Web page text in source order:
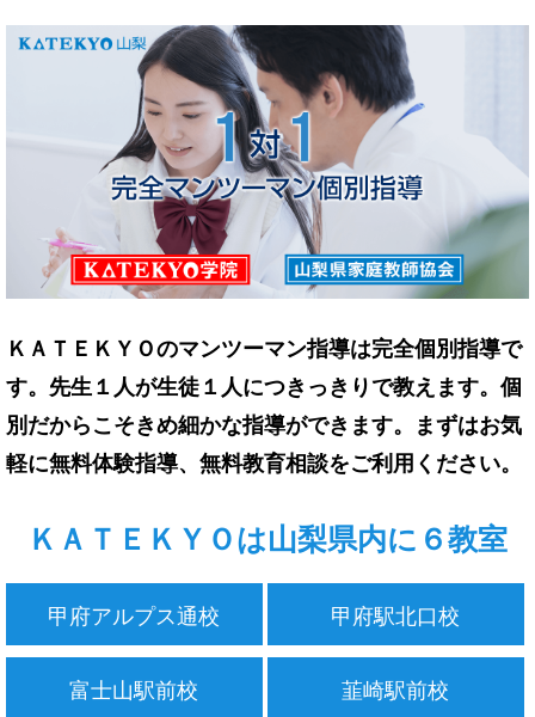
ＫＡＴＥＫＹＯのマンツーマン指導は完全個別指導で
す。先生１人が生徒１人につきっきりで教えます。個
別だからこそきめ細かな指導ができます。まずはお気
軽に無料体験指導、無料教育相談をご利用ください。
ＫＡＴＥＫＹＯは山梨県内に６教室
甲府アルプス通校 甲府駅北口校
富士山駅前校 韮崎駅前校